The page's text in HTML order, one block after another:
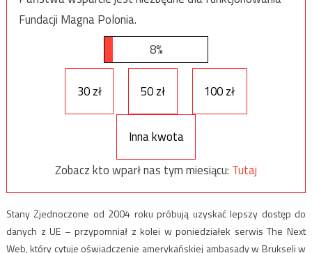
Fundacji Magna Polonia.
8%
30 zł 50 zł 100 zł
Inna kwota
Zobacz kto wparł nas tym miesiącu: Tutaj
Stany Zjednoczone od 2004 roku próbują uzyskać lepszy dostęp do
danych z UE – przypomniał z kolei w poniedziałek serwis The Next
Web, który cytuje oświadczenie amerykańskiej ambasady w Brukseli w